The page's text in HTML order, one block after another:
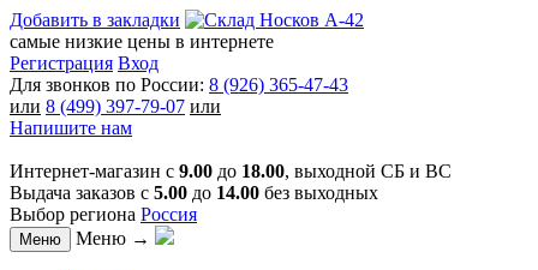
Добавить в закладки
самые низкие цены в интернете
Регистрация Вход
Для звонков по России: 8 (926) 365-47-43
или 8 (499) 397-79-07 или
Напишите нам
Интернет-магазин с 9.00 до 18.00, выходной СБ и ВС
Выдача заказов с 5.00 до 14.00 без выходных
Выбор региона Россия
Меню Меню →